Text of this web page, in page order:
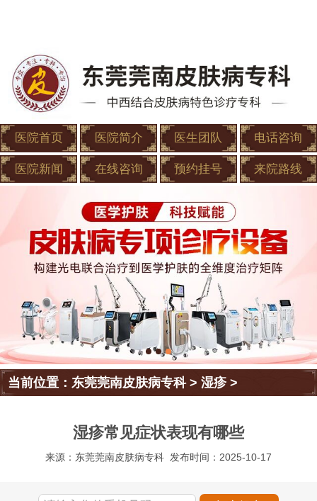
医院首页 医院简介 医生团队 电话咨询
医院新闻 在线咨询 预约挂号 来院路线
当前位置：东莞莞南皮肤病专科>湿疹>
湿疹常见症状表现有哪些
来源：东莞莞南皮肤病专科 发布时间：2025-10-17